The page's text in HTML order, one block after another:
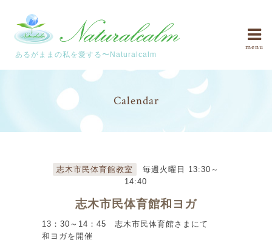
あるがままの私を愛する〜Naturalcalm
menu
Calendar
志木市民体育館教室
毎週火曜日 13:30～
14:40
志木市民体育館和ヨガ
13：30～14：45 志木市民体育館さまにて
和ヨガを開催